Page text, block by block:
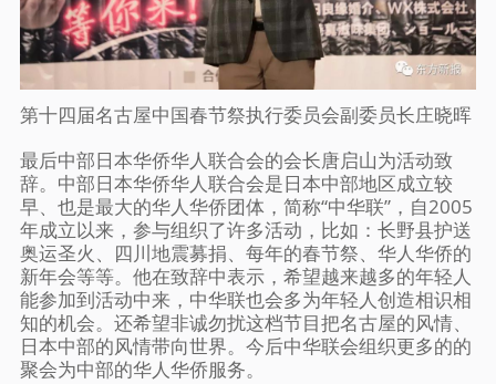
第十四届名古屋中国春节祭执行委员会副委员长庄晓晖
最后中部日本华侨华人联合会的会长唐启山为活动致
辞。中部日本华侨华人联合会是日本中部地区成立较
早、也是最大的华人华侨团体，简称“中华联”，自2005
年成立以来，参与组织了许多活动，比如：长野县护送
奥运圣火、四川地震募捐、每年的春节祭、华人华侨的
新年会等等。他在致辞中表示，希望越来越多的年轻人
能参加到活动中来，中华联也会多为年轻人创造相识相
知的机会。还希望非诚勿扰这档节目把名古屋的风情、
日本中部的风情带向世界。今后中华联会组织更多的的
聚会为中部的华人华侨服务。